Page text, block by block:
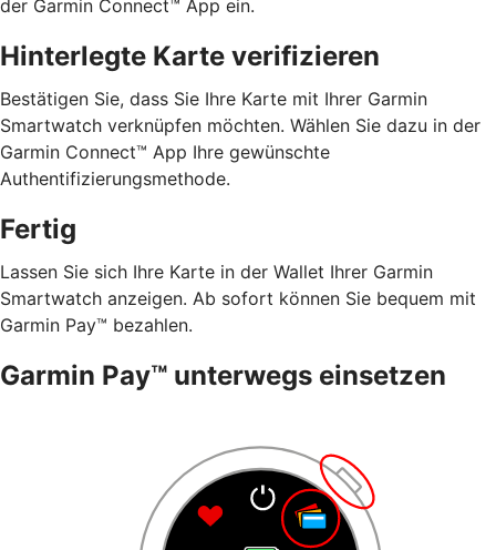
der Garmin Connect™ App ein.
Hinterlegte Karte verifizieren
Bestätigen Sie, dass Sie Ihre Karte mit Ihrer Garmin
Smartwatch verknüpfen möchten. Wählen Sie dazu in der
Garmin Connect™ App Ihre gewünschte
Authentifizierungsmethode.
Fertig
Lassen Sie sich Ihre Karte in der Wallet Ihrer Garmin
Smartwatch anzeigen. Ab sofort können Sie bequem mit
Garmin Pay™ bezahlen.
Garmin Pay™ unterwegs einsetzen